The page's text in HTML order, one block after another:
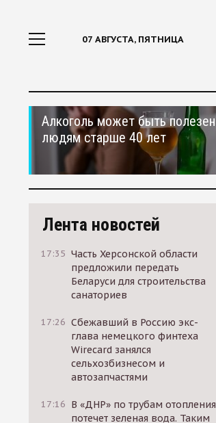
07 АВГУСТА, ПЯТНИЦА
Алкоголь может быть полезен
людям старше 40 лет
Лента новостей
17:35 Часть Херсонской области
предложили передать
Беларуси для строительства
санаториев
17:26 Сбежавший в Россию экс-
глава немецкого финтеха
Wirecard занялся
сельхозбизнесом и
автозапчастями
17:16 В «ДНР» по трубам отопления
потечет зеленая вода. Таким